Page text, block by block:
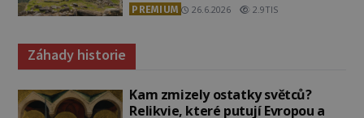
PREMIUM 26.6.2026 2.9TIS
Záhady historie
Kam zmizely ostatky světců?
Relikvie, které putují Evropou a